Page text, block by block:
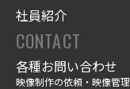
社員紹介
CONTACT
各種お問い合わせ
映像制作の依頼・映像管